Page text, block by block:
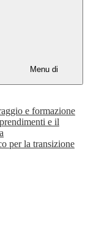
Menu di
e formazione
e il
per la transizione